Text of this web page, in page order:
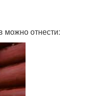
можно отнести: